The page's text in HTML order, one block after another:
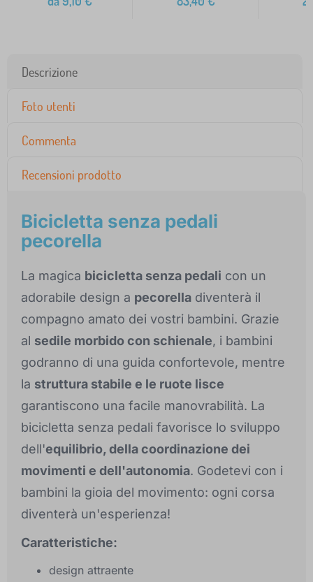
Descrizione
Foto utenti
Commenta
Recensioni prodotto
Bicicletta senza pedali
pecorella
La magica bicicletta senza pedali con un
adorabile design a pecorella diventerà il
compagno amato dei vostri bambini. Grazie
al sedile morbido con schienale, i bambini
godranno di una guida confortevole, mentre
la struttura stabile e le ruote lisce
garantiscono una facile manovrabilità. La
bicicletta senza pedali favorisce lo sviluppo
dell'equilibrio, della coordinazione dei
movimenti e dell'autonomia. Godetevi con i
bambini la gioia del movimento: ogni corsa
diventerà un'esperienza!
Caratteristiche:
design attraente